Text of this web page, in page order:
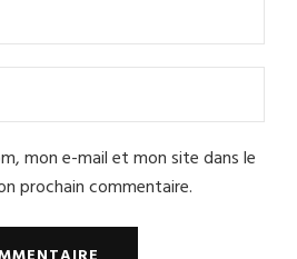
mon e-mail et mon site dans le
prochain commentaire.